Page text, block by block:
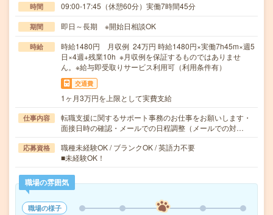
時間 09:00-17:45（休憩60分）実働7時間45分
期間 即日～長期 ※開始日相談OK
時給
時給1480円 月収例 24万円 時給1480円×実働7h45m×週5
日×4週+残業10h ※月収例を保証するものではありませ
ん。※給与即受取りサービス利用可（利用条件有）
交通費
1ヶ月3万円を上限として実費支給
仕事内容
転職支援に関するサポート事務のお仕事をお願いします・
面接日時の確認・メールでの日程調整（メールでの対…
応募資格
職種未経験OK / ブランクOK / 英語力不要
■未経験OK！
職場の雰囲気
職場の様子